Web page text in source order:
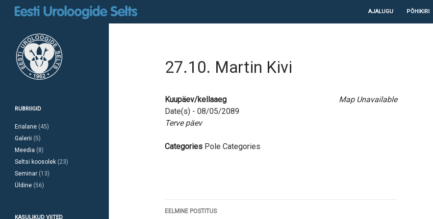
Otsi
AJALUGU
PÕHIKIRI
27.10. Martin Kivi
Map Unavailable
Kuupäev/kellaaeg
Date(s) - 08/05/2089
Terve päev
Categories Pole Categories
Postituste
EELMINE POSTITUS
RUBRIIGID
Erialane (45)
Galerii (5)
Meedia (8)
Seltsi koosolek (23)
Seminar (13)
Üldine (56)
KASULIKUD VIITED